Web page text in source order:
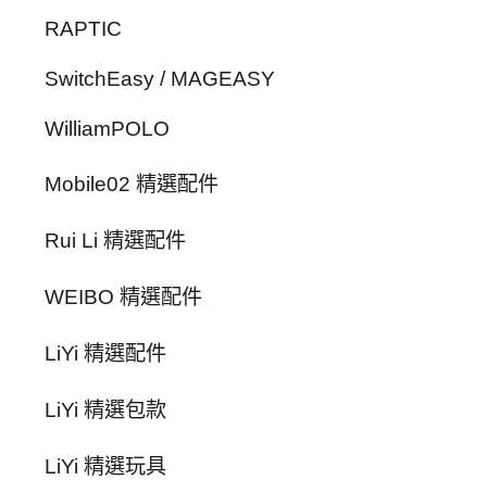
RAPTIC
SwitchEasy / MAGEASY
WilliamPOLO
Mobile02 精選配件
Rui Li 精選配件
WEIBO 精選配件
LiYi 精選配件
LiYi 精選包款
LiYi 精選玩具